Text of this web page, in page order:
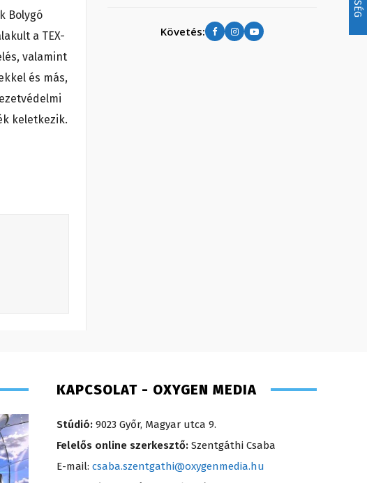
Bolygó
a TEX-
valamint
és más,
keletkezik.
Követés:
KAPCSOLAT - OXYGEN MEDIA
Stúdió: 9023 Győr, Magyar utca 9.
Felelős online szerkesztő: Szentgáthi Csaba
E-mail: csaba.szentgathi@oxygenmedia.hu